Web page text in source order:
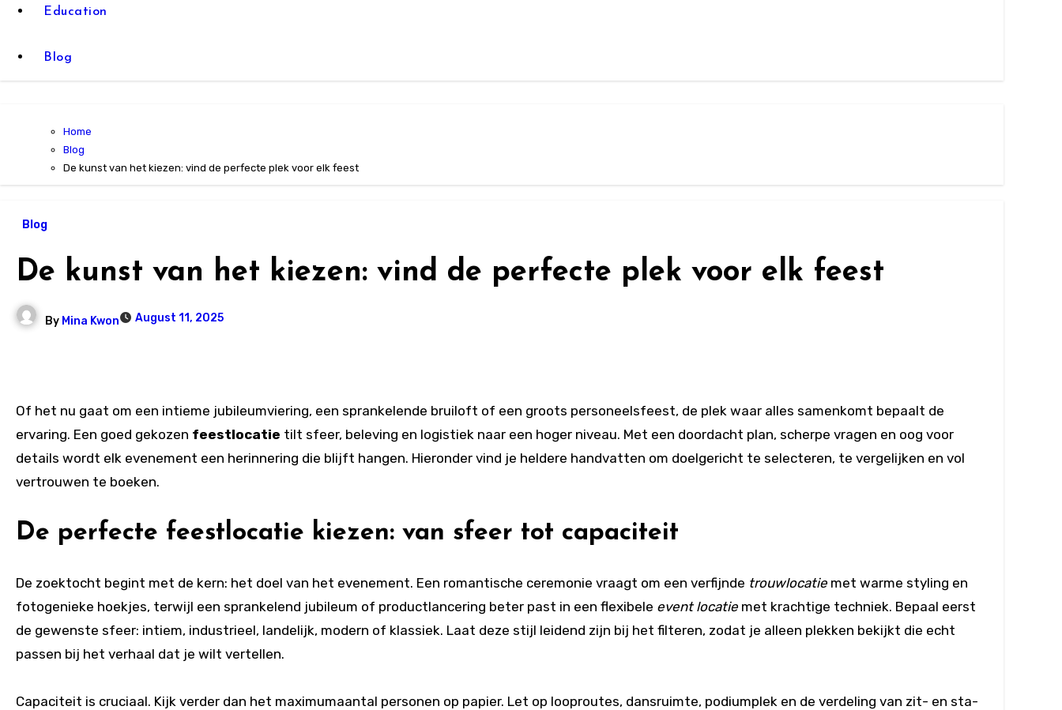
Education
Blog
Home
Blog
De kunst van het kiezen: vind de perfecte plek voor elk feest
Blog
De kunst van het kiezen: vind de perfecte plek voor elk feest
By Mina Kwon August 11, 2025
Of het nu gaat om een intieme jubileumviering, een sprankelende bruiloft of een groots personeelsfeest, de plek waar alles samenkomt bepaalt de
ervaring. Een goed gekozen feestlocatie tilt sfeer, beleving en logistiek naar een hoger niveau. Met een doordacht plan, scherpe vragen en oog voor
details wordt elk evenement een herinnering die blijft hangen. Hieronder vind je heldere handvatten om doelgericht te selecteren, te vergelijken en vol
vertrouwen te boeken.
De perfecte feestlocatie kiezen: van sfeer tot capaciteit
De zoektocht begint met de kern: het doel van het evenement. Een romantische ceremonie vraagt om een verfijnde trouwlocatie met warme styling en
fotogenieke hoekjes, terwijl een sprankelend jubileum of productlancering beter past in een flexibele event locatie met krachtige techniek. Bepaal eerst
de gewenste sfeer: intiem, industrieel, landelijk, modern of klassiek. Laat deze stijl leidend zijn bij het filteren, zodat je alleen plekken bekijkt die echt
passen bij het verhaal dat je wilt vertellen.
Capaciteit is cruciaal. Kijk verder dan het maximumaantal personen op papier. Let op looproutes, dansruimte, podiumplek en de verdeling van zit- en sta-